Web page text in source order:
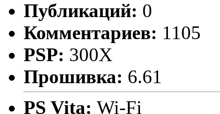
Публикаций: 0
Комментариев: 1105
PSP: 300X
Прошивка: 6.61
PS Vita: Wi-Fi